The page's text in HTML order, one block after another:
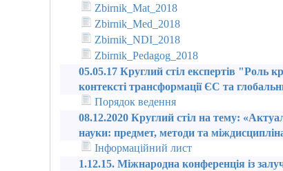
Zbirnik_Mat_2018
Zbirnik_Med_2018
Zbirnik_NDI_2018
Zbirnik_Pedagog_2018
05.05.17 Круглий стіл експертів "Роль
контексті трансформації ЄС та
Порядок ведення
08.12.2020 Круглий стіл на тему:
науки: предмет, методи та
Інформаційний лист
1.12.15. Міжнародна конференція із